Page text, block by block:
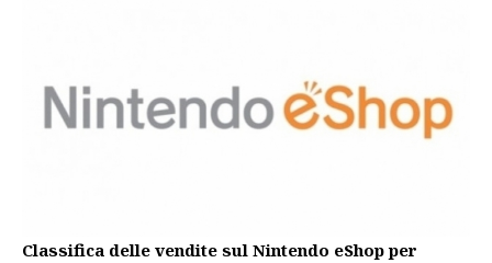
Classifica delle vendite sul Nintendo eShop per